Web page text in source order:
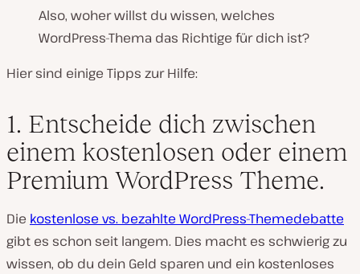
Also, woher willst du wissen, welches
WordPress-Thema das Richtige für dich ist?
Hier sind einige Tipps zur Hilfe:
1. Entscheide dich zwischen
einem kostenlosen oder einem
Premium WordPress Theme.
Die kostenlose vs. bezahlte WordPress-Themedebatte
gibt es schon seit langem. Dies macht es schwierig zu
wissen, ob du dein Geld sparen und ein kostenloses